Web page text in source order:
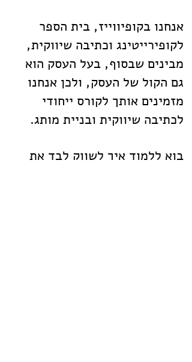
אנחנו בקופיווייז, בית הספר
לקופירייטינג וכתיבה שיווקית,
מבינים שבסוף, בעל העסק הוא
גם הקול של העסק, ולכן אנחנו
מזמינים אותך לקורס ייחודי
לכתיבה שיווקית ובניית מותג.
בוא ללמוד איך לשווק לבד את